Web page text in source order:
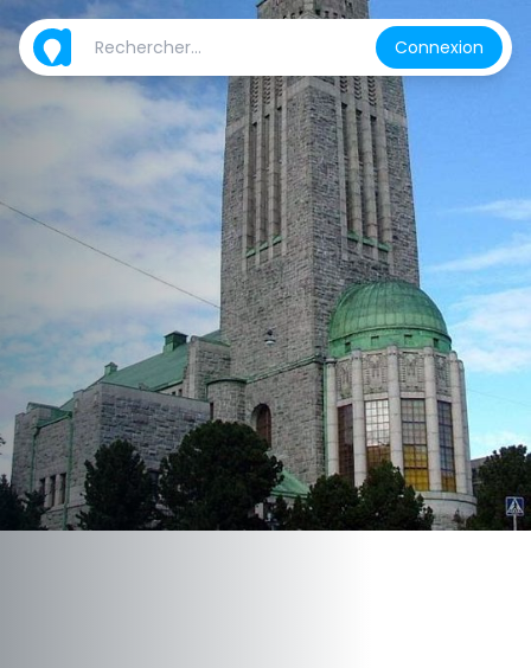
Connexion